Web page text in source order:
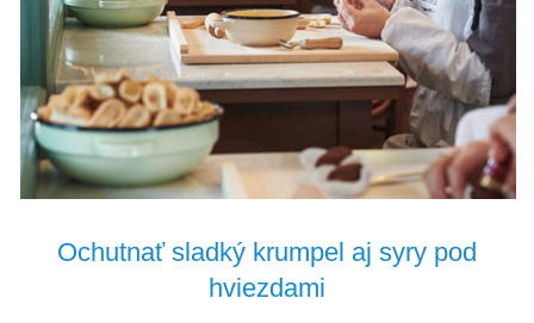
Ochutnať sladký krumpel aj syry pod
hviezdami